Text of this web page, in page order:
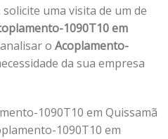
uma visita de um de
1090T10 em
o Acoplamento-
da sua empresa
1090T10 em Quissamã
1090T10 em